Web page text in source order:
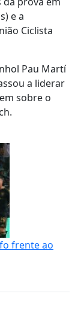
e a
Ciclista
Pau Martí
a liderar
sobre o
frente ao